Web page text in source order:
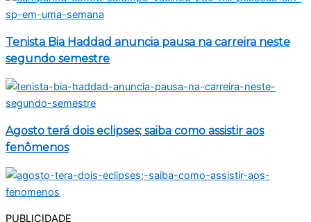
Tenista Bia Haddad anuncia pausa na carreira neste
segundo semestre
Agosto terá dois eclipses; saiba como assistir aos
fenômenos
PUBLICIDADE